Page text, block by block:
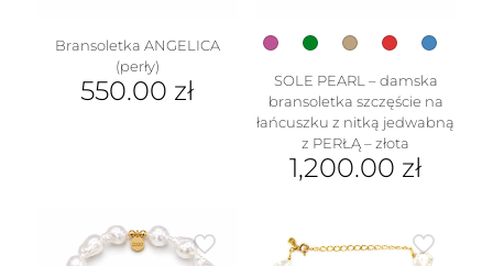
Bransoletka ANGELICA
(perły)
550.00 zł
Opcje
można
SOLE PEARL – damska
bransoletka szczęście na
łańcuszku z nitką jedwabną
z PERŁĄ – złota
1,200.00 zł
wiele